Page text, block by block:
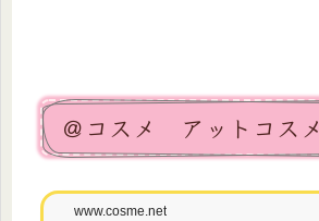
＠コスメ アットコスメ
www.cosme.net